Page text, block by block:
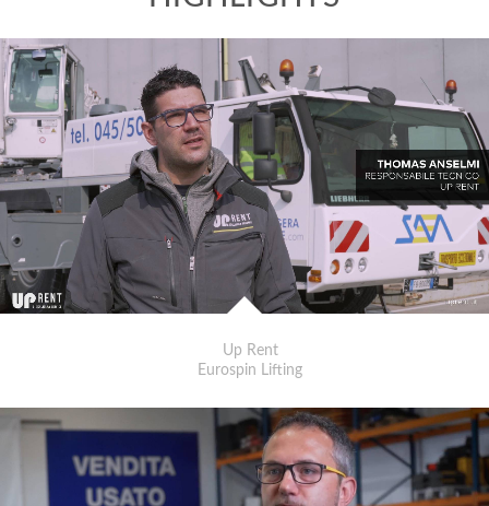
Up Rent
Eurospin Lifting